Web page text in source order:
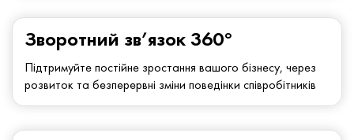
Зворотний зв’язок 360°
Підтримуйте постійне зростання вашого бізнесу, через
розвиток та безперервні зміни поведінки співробітників